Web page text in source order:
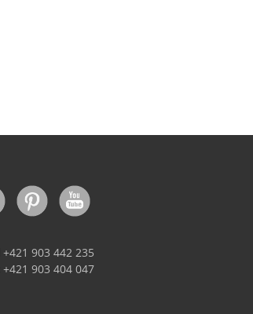
+421 903 442 235
+421 903 404 047